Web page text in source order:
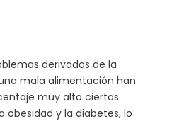
derivados de la
mala alimentación han
muy alto ciertas
y la diabetes, lo